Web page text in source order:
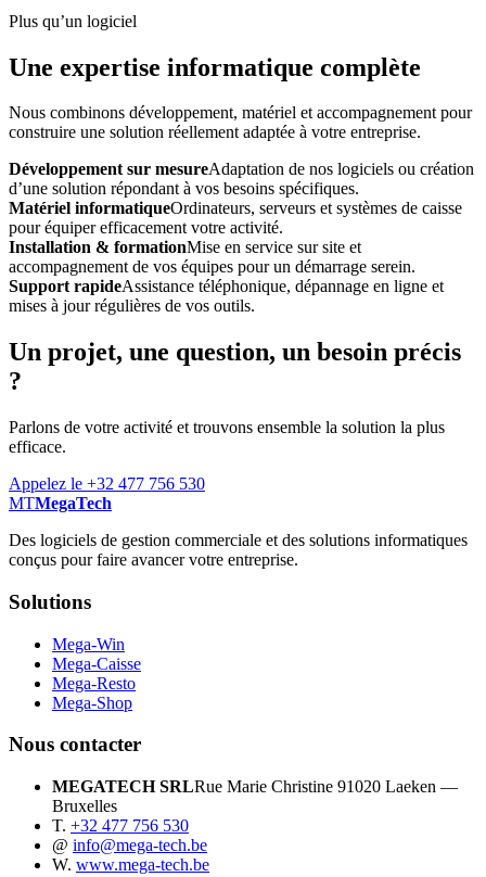
Plus qu’un logiciel
Une expertise informatique complète
Nous combinons développement, matériel et accompagnement pour
construire une solution réellement adaptée à votre entreprise.
Développement sur mesureAdaptation de nos logiciels ou création
d’une solution répondant à vos besoins spécifiques.
Matériel informatiqueOrdinateurs, serveurs et systèmes de caisse
pour équiper efficacement votre activité.
Installation & formationMise en service sur site et
accompagnement de vos équipes pour un démarrage serein.
Support rapideAssistance téléphonique, dépannage en ligne et
mises à jour régulières de vos outils.
Un projet, une question, un besoin précis
?
Parlons de votre activité et trouvons ensemble la solution la plus
efficace.
Appelez le +32 477 756 530
MTMegaTech
Des logiciels de gestion commerciale et des solutions informatiques
conçus pour faire avancer votre entreprise.
Solutions
Mega-Win
Mega-Caisse
Mega-Resto
Mega-Shop
Nous contacter
MEGATECH SRLRue Marie Christine 91020 Laeken —
Bruxelles
T. +32 477 756 530
@ info@mega-tech.be
W. www.mega-tech.be